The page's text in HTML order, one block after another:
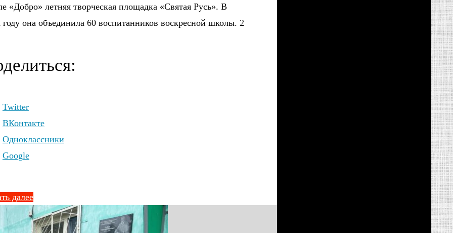
«Добро» летняя творческая площадка «Святая Русь». В
году она объединила 60 воспитанников воскресной школы. 2
Twitter
ВКонтакте
Одноклассники
Google
далее